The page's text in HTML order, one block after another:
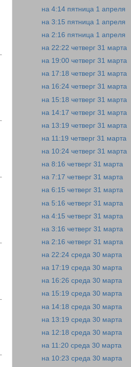
на 4:14 пятница 1 апреля
на 3:15 пятница 1 апреля
на 2:16 пятница 1 апреля
на 22:22 четверг 31 марта
на 19:00 четверг 31 марта
на 17:18 четверг 31 марта
на 16:24 четверг 31 марта
на 15:18 четверг 31 марта
на 14:17 четверг 31 марта
на 13:19 четверг 31 марта
на 11:19 четверг 31 марта
на 10:24 четверг 31 марта
на 8:16 четверг 31 марта
на 7:17 четверг 31 марта
на 6:15 четверг 31 марта
на 5:16 четверг 31 марта
на 4:15 четверг 31 марта
на 3:16 четверг 31 марта
на 2:16 четверг 31 марта
на 22:24 среда 30 марта
на 17:19 среда 30 марта
на 16:26 среда 30 марта
на 15:19 среда 30 марта
на 14:18 среда 30 марта
на 13:19 среда 30 марта
на 12:18 среда 30 марта
на 11:20 среда 30 марта
на 10:23 среда 30 марта